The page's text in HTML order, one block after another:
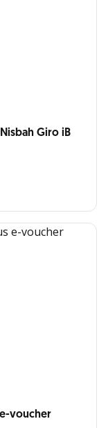
Giro iB
voucher